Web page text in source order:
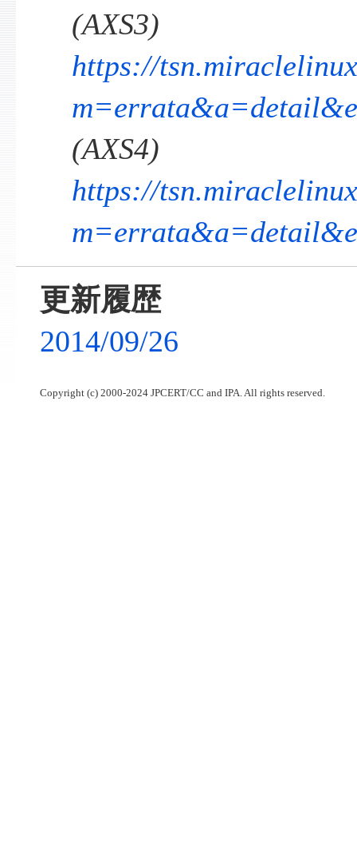
(AXS3)
https://
(AXS4)
https://
更新履歴
2014/09/26
Copyright (c) 2000-2024 JPCERT/CC and IPA. All rights reserved.